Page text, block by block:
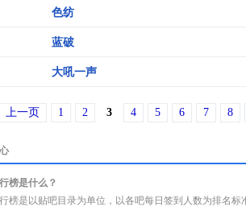
色纺
蓝破
大吼一声
上一页 1 2 3 4 5 6 7 8
榜是什么？
榜是以贴吧目录为单位，以各吧每日签到人数为排名